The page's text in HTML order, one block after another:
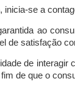
inicia-se a
ao
de satisfação
de
de que o